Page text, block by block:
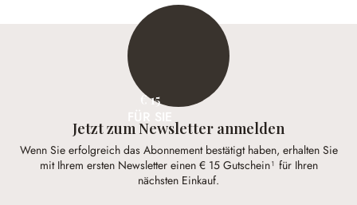
€ 15
Jetzt zum Newsletter anmelden
Wenn Sie erfolgreich das Abonnement bestätigt haben, erhalten Sie
mit Ihrem ersten Newsletter einen € 15 Gutschein¹ für Ihren
nächsten Einkauf.